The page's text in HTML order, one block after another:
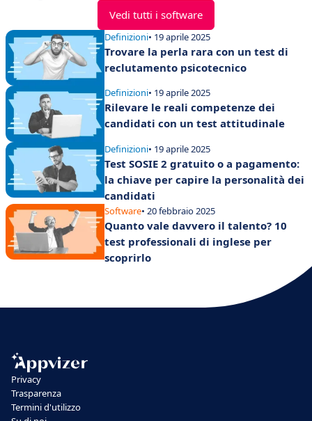
Vedi tutti i software
Definizioni• 19 aprile 2025
Trovare la perla rara con un test di
reclutamento psicotecnico
Definizioni• 19 aprile 2025
Rilevare le reali competenze dei
candidati con un test attitudinale
Definizioni• 19 aprile 2025
Test SOSIE 2 gratuito o a pagamento:
la chiave per capire la personalità dei
candidati
Software• 20 febbraio 2025
Quanto vale davvero il talento? 10
test professionali di inglese per
scoprirlo
Privacy
Trasparenza
Termini d'utilizzo